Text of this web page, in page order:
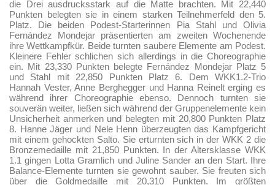
die Drei ausdrucksstark auf die Matte brachten. Mit 22,440
Punkten belegten sie in einem starken Teilnehmerfeld den 5.
Platz. Die beiden Podest-Starterinnen Pia Stahl und Olivia
Fernández Mondejar präsentierten am zweiten Wochenende
ihre Wettkampfkür. Beide turnten saubere Elemente am Podest.
Kleinere Fehler schlichen sich allerdings in die Choreographie
ein. Mit 23,330 Punkten belegte Fernández Mondejar Platz 5
und Stahl mit 22,850 Punkten Platz 6. Dem WKK1.2-Trio
Hannah Vester, Anne Berghegger und Hanna Reinelt erging es
während ihrer Choreographie ebenso. Dennoch turnten sie
souverän weiter, ließen sich während der Gruppenelemente kein
Unsicherheit anmerken und belegten mit 20,800 Punkten Platz
8. Hanne Jäger und Nele Henn überzeugten das Kampfgericht
mit einem gehockten Salto. Sie erturnten sich in der WKK 2 die
Bronzemedaille mit 21,850 Punkten. In der Altersklasse WKK
1.1 gingen Lotta Gramlich und Juline Sander an den Start. Ihre
Balance-Elemente turnten sie gewohnt sauber. Sie freuten sich
über die Goldmedaille mit 20,310 Punkten. Im größten